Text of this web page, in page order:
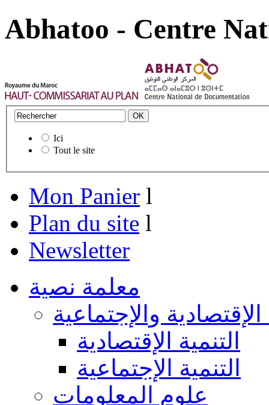
Abhatoo - Centre
Ici
Tout le site
Mon Panier l
Plan du site l
Newsletter
معلمة نصية
الإقتصادية والإجتماعية
التنمية الإقتصادية
التنمية الإجتماعية
علوم المعلومات